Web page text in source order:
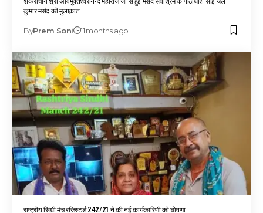
कुमार मसंद की मुलाक़ात
ByPrem Soni 11 months ago
राष्ट्रीय सिंधी मंच रजिस्टर्ड 242/21 ने की नई कार्यकारिणी की घोषणा